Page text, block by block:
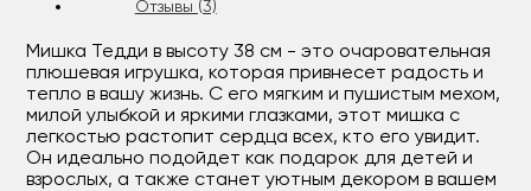
Отзывы (3)
Мишка Тедди в высоту 38 см - это очаровательная
плюшевая игрушка, которая привнесет радость и
тепло в вашу жизнь. С его мягким и пушистым мехом,
милой улыбкой и яркими глазками, этот мишка с
легкостью растопит сердца всех, кто его увидит.
Он идеально подойдет как подарок для детей и
взрослых, а также станет уютным декором в вашем